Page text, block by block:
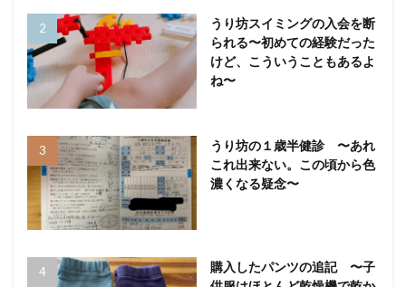
うり坊スイミングの入会を断
られる〜初めての経験だった
けど、こういうこともあるよ
ね〜
うり坊の１歳半健診 〜あれ
これ出来ない。この頃から色
濃くなる疑念〜
購入したパンツの追記 〜子